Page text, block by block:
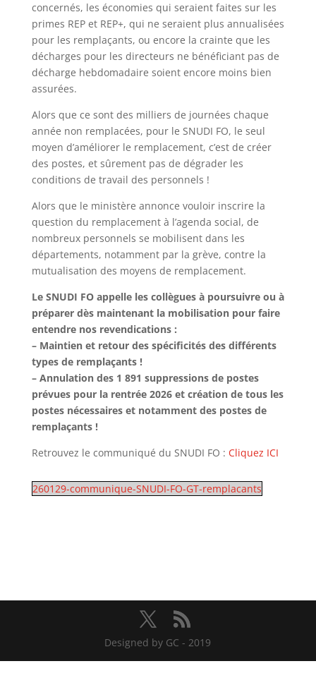
concernés, les économies qui seraient faites sur les
primes REP et REP+, qui ne seraient plus annualisées
pour les remplaçants, ou encore la crainte que les
décharges pour les directeurs ne bénéficiant pas de
décharge hebdomadaire soient encore moins bien
assurées.
Alors que ce sont des milliers de journées chaque
année non remplacées, pour le SNUDI FO, le seul
moyen d’améliorer le remplacement, c’est de créer
des postes, et sûrement pas de dégrader les
conditions de travail des personnels !
Alors que le ministère annonce vouloir inscrire la
question du remplacement à l’agenda social, de
nombreux personnels se mobilisent dans les
départements, notamment par la grève, contre la
mutualisation des moyens de remplacement.
Le SNUDI FO appelle les collègues à poursuivre ou à
préparer dès maintenant la mobilisation pour faire
entendre nos revendications :
– Maintien et retour des spécificités des différents
types de remplaçants !
– Annulation des 1 891 suppressions de postes
prévues pour la rentrée 2026 et création de tous les
postes nécessaires et notamment des postes de
remplaçants !
Retrouvez le communiqué du SNUDI FO : Cliquez ICI
260129-communique-SNUDI-FO-GT-remplacants
Designed by GC - 2019